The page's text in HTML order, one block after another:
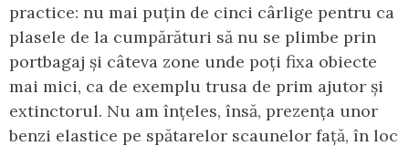
practice: nu mai puțin de cinci cârlige pentru ca
plasele de la cumpărături să nu se plimbe prin
portbagaj și câteva zone unde poți fixa obiecte
mai mici, ca de exemplu trusa de prim ajutor și
extinctorul. Nu am înțeles, însă, prezența unor
benzi elastice pe spătarelor scaunelor față, în loc